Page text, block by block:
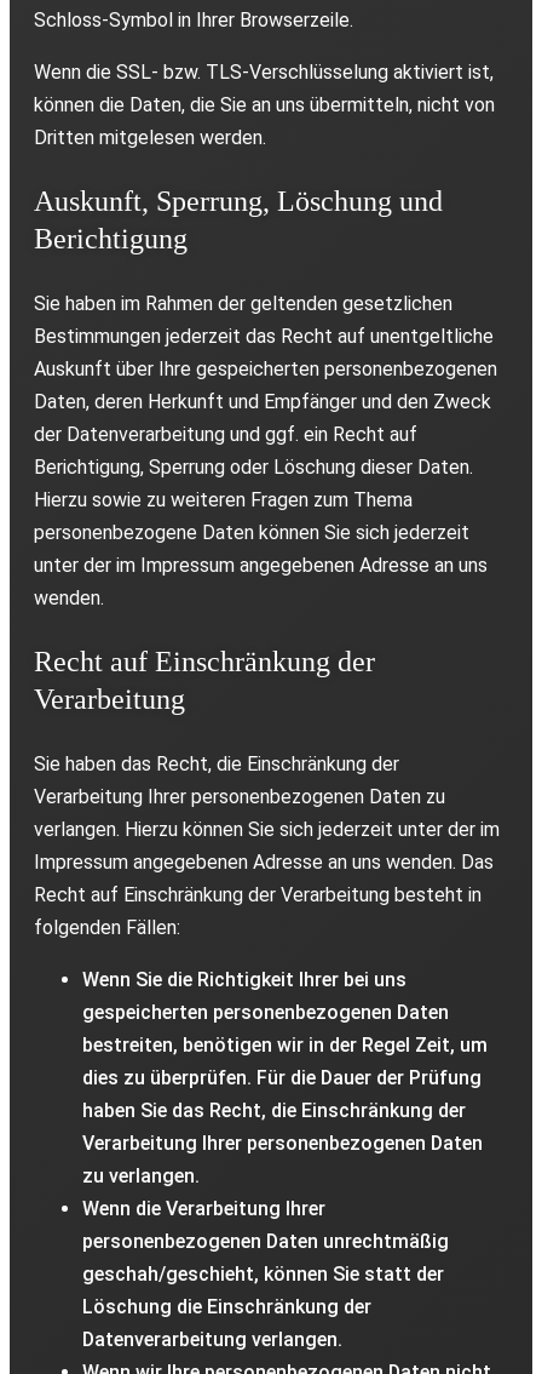
Schloss-Symbol in Ihrer Browserzeile.
Wenn die SSL- bzw. TLS-Verschlüsselung aktiviert ist,
können die Daten, die Sie an uns übermitteln, nicht von
Dritten mitgelesen werden.
Auskunft, Sperrung, Löschung und
Berichtigung
Sie haben im Rahmen der geltenden gesetzlichen
Bestimmungen jederzeit das Recht auf unentgeltliche
Auskunft über Ihre gespeicherten personenbezogenen
Daten, deren Herkunft und Empfänger und den Zweck
der Datenverarbeitung und ggf. ein Recht auf
Berichtigung, Sperrung oder Löschung dieser Daten.
Hierzu sowie zu weiteren Fragen zum Thema
personenbezogene Daten können Sie sich jederzeit
unter der im Impressum angegebenen Adresse an uns
wenden.
Recht auf Einschränkung der
Verarbeitung
Sie haben das Recht, die Einschränkung der
Verarbeitung Ihrer personenbezogenen Daten zu
verlangen. Hierzu können Sie sich jederzeit unter der im
Impressum angegebenen Adresse an uns wenden. Das
Recht auf Einschränkung der Verarbeitung besteht in
folgenden Fällen:
Wenn Sie die Richtigkeit Ihrer bei uns
gespeicherten personenbezogenen Daten
bestreiten, benötigen wir in der Regel Zeit, um
dies zu überprüfen. Für die Dauer der Prüfung
haben Sie das Recht, die Einschränkung der
Verarbeitung Ihrer personenbezogenen Daten
zu verlangen.
Wenn die Verarbeitung Ihrer
personenbezogenen Daten unrechtmäßig
geschah/geschieht, können Sie statt der
Löschung die Einschränkung der
Datenverarbeitung verlangen.